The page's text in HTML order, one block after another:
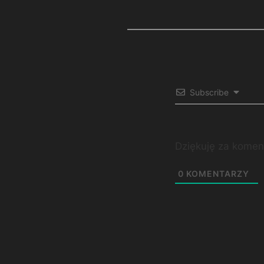
Subscribe
0 KOMENTARZY